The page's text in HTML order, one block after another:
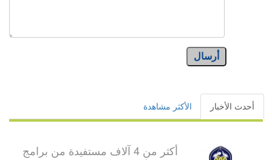
أرسال
أحدث الأخبار الأكثر مشاهدة
أكثر من 4 آلاف مستفيدة من برامج